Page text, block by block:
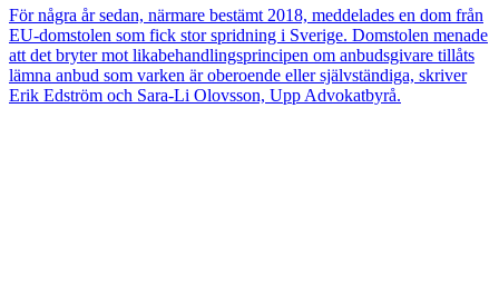
För några år sedan, närmare bestämt 2018, meddelades en dom från
EU-domstolen som fick stor spridning i Sverige. Domstolen menade
att det bryter mot likabehandlingsprincipen om anbudsgivare tillåts
lämna anbud som varken är oberoende eller självständiga, skriver
Erik Edström och Sara-Li Olovsson, Upp Advokatbyrå.